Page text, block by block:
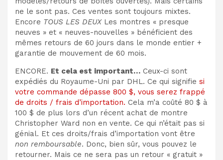
ne le sont pas. Ces ventes sont toujours mixtes.
Encore TOUS LES DEUXLes montres « presque
neuves » et « neuves-nouvelles » bénéficient des
mêmes retours de 60 jours dans le monde entier +
garantie de mouvement de 60 mois.
ENCORE. Et cela est important… Ceux-ci sont
expédiés du Royaume-Uni par DHL. Ce qui signifie si
votre commande dépasse 800 $, vous serez frappé
de droits / frais d’importation. Cela m’a coûté 80 $ à
100 $ de plus lors d’un récent achat de montre
Christopher Ward non en vente. Ce qui n’était pas si
génial. Et ces droits/frais d’importation vont être
non remboursable. Donc, bien sûr, vous pouvez le
retourner. Mais ce ne sera pas un retour « gratuit »